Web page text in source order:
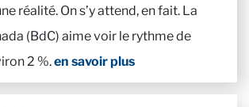
réalité. On s’y attend, en fait. La
(BdC) aime voir le rythme de
2 %.en savoir plus